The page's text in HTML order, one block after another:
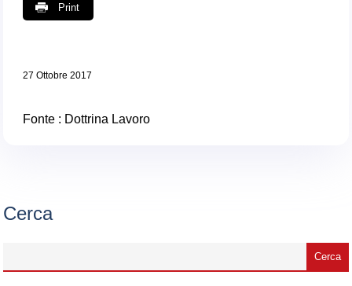
Print
27 Ottobre 2017
Fonte : Dottrina Lavoro
Cerca